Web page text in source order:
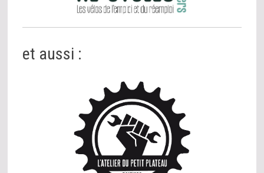
et aussi :